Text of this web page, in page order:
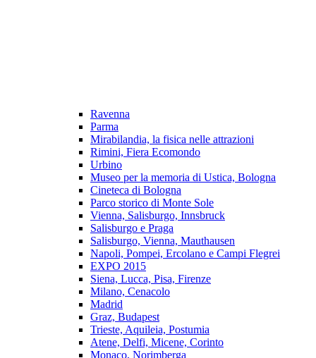
Ravenna
Parma
Mirabilandia, la fisica nelle attrazioni
Rimini, Fiera Ecomondo
Urbino
Museo per la memoria di Ustica, Bologna
Cineteca di Bologna
Parco storico di Monte Sole
Vienna, Salisburgo, Innsbruck
Salisburgo e Praga
Salisburgo, Vienna, Mauthausen
Napoli, Pompei, Ercolano e Campi Flegrei
EXPO 2015
Siena, Lucca, Pisa, Firenze
Milano, Cenacolo
Madrid
Graz, Budapest
Trieste, Aquileia, Postumia
Atene, Delfi, Micene, Corinto
Monaco, Norimberga